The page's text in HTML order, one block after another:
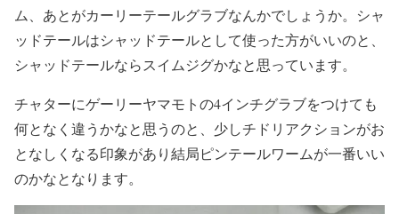
ム、あとがカーリーテールグラブなんかでしょうか。シャ
ッドテールはシャッドテールとして使った方がいいのと、
シャッドテールならスイムジグかなと思っています。
チャターにゲーリーヤマモトの4インチグラブをつけても
何となく違うかなと思うのと、少しチドリアクションがお
となしくなる印象があり結局ピンテールワームが一番いい
のかなとなります。